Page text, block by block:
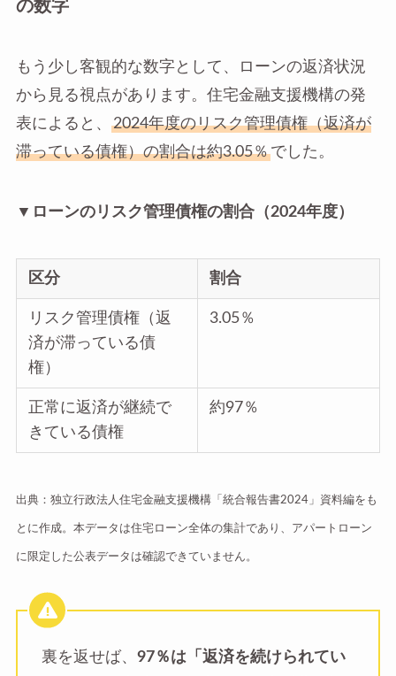
の数字
もう少し客観的な数字として、ローンの返済状況
から見る視点があります。住宅金融支援機構の発
表によると、
2024年度のリスク管理債権（返済が
滞っている債権）の割合は約3.05％でした。
▼ローンのリスク管理債権の割合（2024年度）
区分 割合
リスク管理債権（返
済が滞っている債
権）
3.05％
正常に返済が継続で
きている債権
約97％
出典：独立行政法人住宅金融支援機構「統合報告書2024」資料編をも
とに作成。本データは住宅ローン全体の集計であり、アパートローン
に限定した公表データは確認できていません。
裏を返せば、 97％は「返済を続けられてい